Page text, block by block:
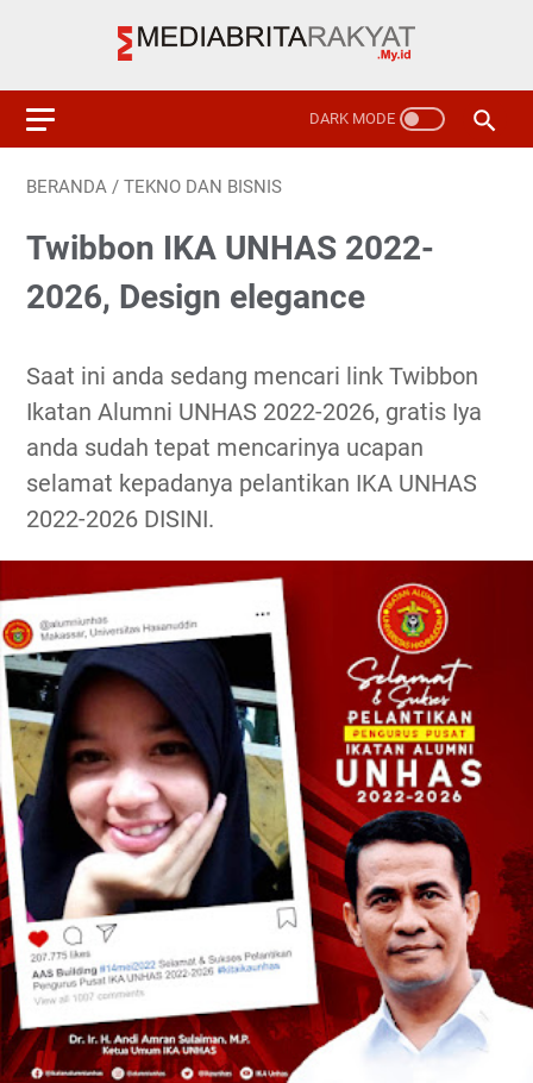
BERANDA / TEKNO DAN BISNIS
Twibbon IKA UNHAS 2022-
2026, Design elegance
Saat ini anda sedang mencari link Twibbon
Ikatan Alumni UNHAS 2022-2026, gratis Iya
anda sudah tepat mencarinya ucapan
selamat kepadanya pelantikan IKA UNHAS
2022-2026 DISINI.